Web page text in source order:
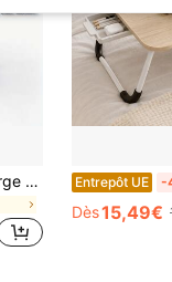
1/2/3 pièces Câble de charge rapide USB-C vers Type-C 6.6ft/200cm, Câble de transfert de données et de charge haute efficacité pour téléphones 17 Pro Max/17 Pro/17 Plus/17/16/15/14/13/12/11/// et ordinateurs Entrepôt UE -
Dès15,49€